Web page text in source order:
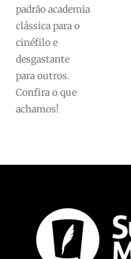
padrão academia
clássica para o
cinéfilo e
desgastante
para outros.
Confira o que
achamos!